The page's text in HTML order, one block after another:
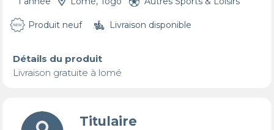
Produit neuf Livraison disponible
Détails du produit
Livraison gratuite à lomé
Titulaire